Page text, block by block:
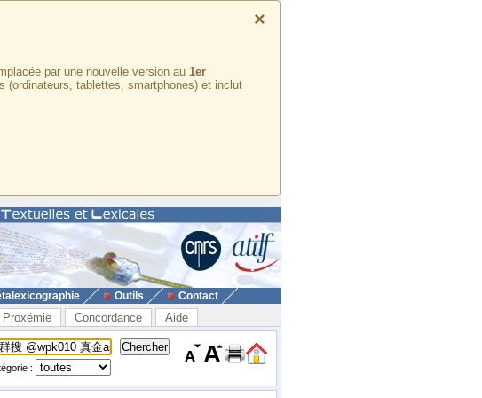
×
par une nouvelle version au 1er
(ordinateurs, tablettes, smartphones) et inclut
Outils Contact
Proxémie Concordance Aide
: